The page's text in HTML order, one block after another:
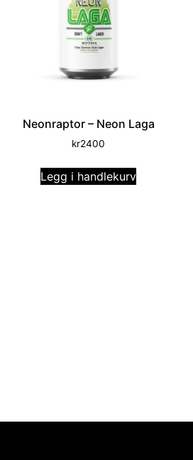
Neonraptor – Neon Laga
kr2400
Legg i handlekurv